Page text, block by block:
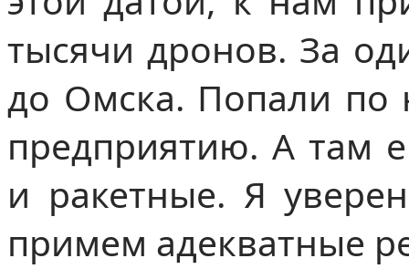
тысячи дронов. За
до Омска. Попали по
предприятию. А там
и ракетные. Я
примем адекватные